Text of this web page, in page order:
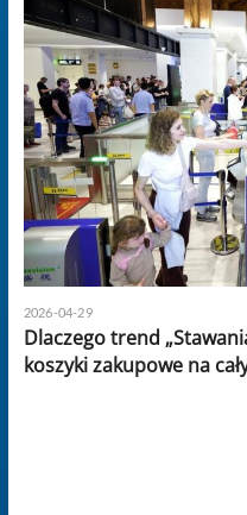
2026-04-29
Dlaczego trend
koszyki zakupowe na